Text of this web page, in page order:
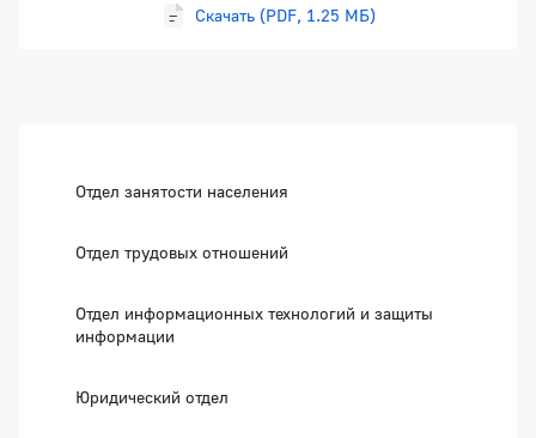
Скачать (PDF, 1.25 МБ)
Отдел занятости населения
Отдел трудовых отношений
Отдел информационных технологий и защиты
информации
Юридический отдел